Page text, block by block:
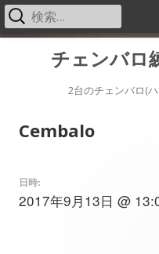
チェンバロ
2台のチェンバロ(
メ
検
索:
Cembalo
日時:
2017年9月13日 @